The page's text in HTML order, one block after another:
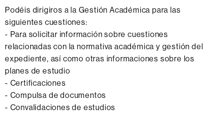
Podéis dirigiros a la Gestión Académica para las
siguientes cuestiones:
- Para solicitar información sobre cuestiones
relacionadas con la normativa académica y gestión del
expediente, así como otras informaciones sobre los
planes de estudio
- Certificaciones
- Compulsa de documentos
- Convalidaciones de estudios